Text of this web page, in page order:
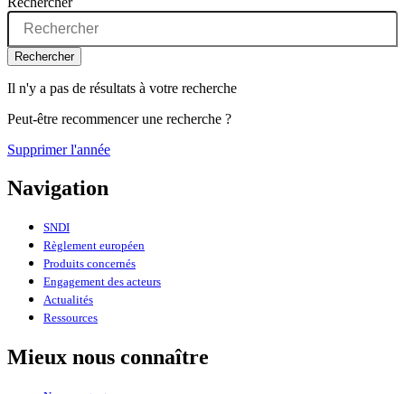
Rechercher
Il n'y a pas de résultats à votre recherche
Peut-être recommencer une recherche ?
Supprimer l'année
Navigation
SNDI
Règlement européen
Produits concernés
Engagement des acteurs
Actualités
Ressources
Mieux nous connaître